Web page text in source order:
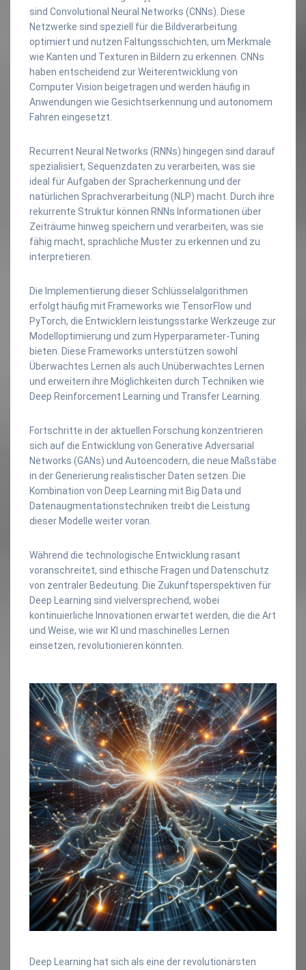
sind Convolutional Neural Networks (CNNs). Diese
Netzwerke sind speziell für die Bildverarbeitung
optimiert und nutzen Faltungsschichten, um Merkmale
wie Kanten und Texturen in Bildern zu erkennen. CNNs
haben entscheidend zur Weiterentwicklung von
Computer Vision beigetragen und werden häufig in
Anwendungen wie Gesichtserkennung und autonomem
Fahren eingesetzt.
Recurrent Neural Networks (RNNs) hingegen sind darauf
spezialisiert, Sequenzdaten zu verarbeiten, was sie
ideal für Aufgaben der Spracherkennung und der
natürlichen Sprachverarbeitung (NLP) macht. Durch ihre
rekurrente Struktur können RNNs Informationen über
Zeiträume hinweg speichern und verarbeiten, was sie
fähig macht, sprachliche Muster zu erkennen und zu
interpretieren.
Die Implementierung dieser Schlüsselalgorithmen
erfolgt häufig mit Frameworks wie TensorFlow und
PyTorch, die Entwicklern leistungsstarke Werkzeuge zur
Modelloptimierung und zum Hyperparameter-Tuning
bieten. Diese Frameworks unterstützen sowohl
Überwachtes Lernen als auch Unüberwachtes Lernen
und erweitern ihre Möglichkeiten durch Techniken wie
Deep Reinforcement Learning und Transfer Learning.
Fortschritte in der aktuellen Forschung konzentrieren
sich auf die Entwicklung von Generative Adversarial
Networks (GANs) und Autoencodern, die neue Maßstäbe
in der Generierung realistischer Daten setzen. Die
Kombination von Deep Learning mit Big Data und
Datenaugmentationstechniken treibt die Leistung
dieser Modelle weiter voran.
Während die technologische Entwicklung rasant
voranschreitet, sind ethische Fragen und Datenschutz
von zentraler Bedeutung. Die Zukunftsperspektiven für
Deep Learning sind vielversprechend, wobei
kontinuierliche Innovationen erwartet werden, die die Art
und Weise, wie wir KI und maschinelles Lernen
einsetzen, revolutionieren könnten.
Deep Learning hat sich als eine der revolutionärsten